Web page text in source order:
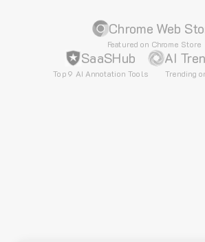
Chrome Web
Featured on Chrome Store
SaaSHub
Top 9 AI Annotation Tools
AI
Trending